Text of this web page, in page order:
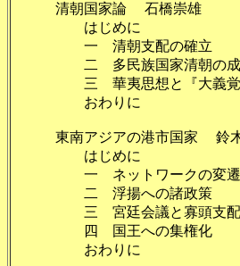
清朝国家論 石
はじめ
一 清朝支配
二 多民族国家清朝の成立
三 華夷思想と『大
おわり
東南アジアの港市国家
はじめ
一 ネットワー
二 浮揚への
三 宮廷会議と
四 国王への
おわり